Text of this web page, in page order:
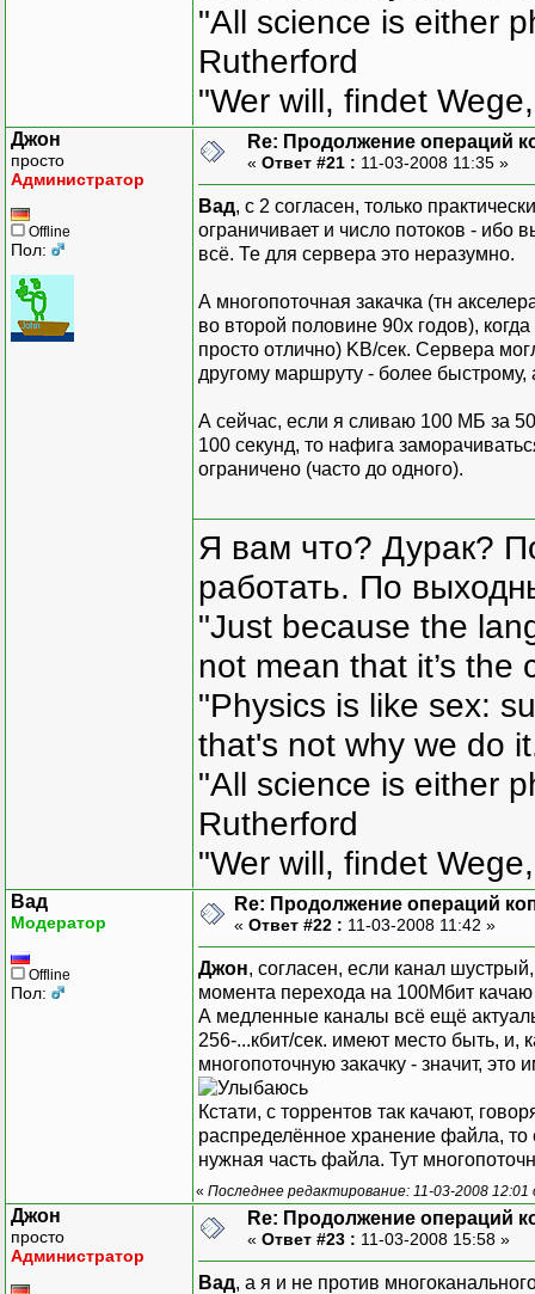
"All science is either
Rutherford
"Wer will, findet
Джон
просто
Администратор
Offline
Пол:
Re: Продолжение операций
« Ответ #21 : 11-03-2008 11:35 »
Вад, с 2 согласен, только
ограничивает и число потоков - ибо
всё. Те для сервера это неразумно.
А многопоточная закачка (тн
во второй половине 90х годов),
просто отлично) KB/сек. Сервера
другому маршруту - более
А сейчас, если я сливаю 100 МБ за
100 секунд, то нафига
ограничено (часто до одного).
Я вам что? Дурак?
работать. По
"Just because the
not mean that it’s the
"Physics is like sex:
that's not why we do
"All science is either
Rutherford
"Wer will, findet
Вад
Модератор
Offline
Пол:
Re: Продолжение операций
« Ответ #22 : 11-03-2008 11:42 »
Джон, согласен, если канал
момента перехода на 100Мбит качаю
А медленные каналы всё ещё
256-...кбит/сек. имеют место быть, и,
многопоточную закачку - значит,
Кстати, с торрентов так качают,
распределённое хранение файла, то
нужная часть файла. Тут
« Последнее редактирование: 11-03-2008
Джон
просто
Администратор
Re: Продолжение операций
« Ответ #23 : 11-03-2008 15:58 »
Вад, а я и не против